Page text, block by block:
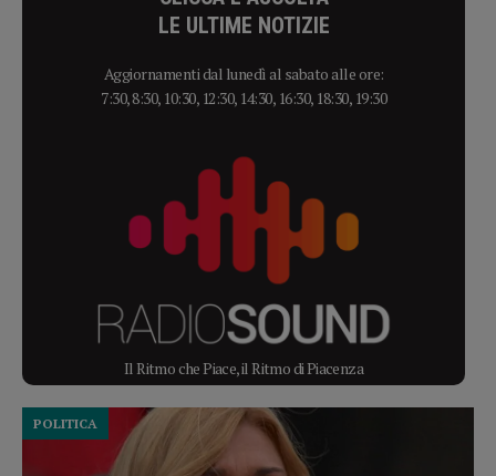
LE ULTIME NOTIZIE
Aggiornamenti dal lunedì al sabato alle ore:
7:30, 8:30, 10:30, 12:30, 14:30, 16:30, 18:30, 19:30
Il Ritmo che Piace, il Ritmo di Piacenza
POLITICA